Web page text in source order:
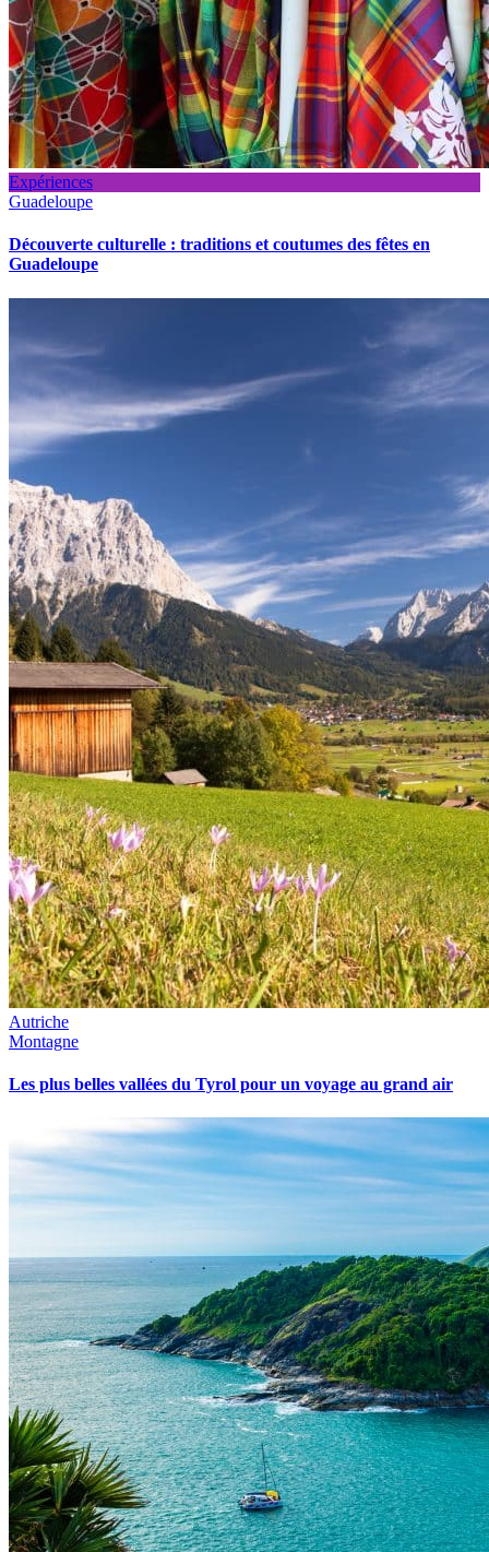
Expériences
Guadeloupe
Découverte culturelle : traditions et coutumes des fêtes en
Guadeloupe
Autriche
Montagne
Les plus belles vallées du Tyrol pour un voyage au grand air